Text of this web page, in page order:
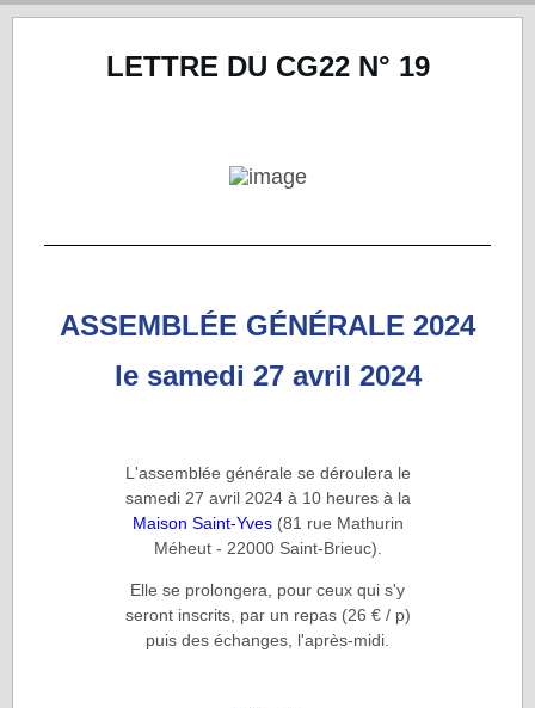
LETTRE DU CG22 N° 19
ASSEMBLÉE GÉNÉRALE 2024
le samedi 27 avril 2024
L'assemblée générale se déroulera le
samedi 27 avril 2024 à 10 heures à la
Maison Saint-Yves(81 rue Mathurin
Méheut - 22000 Saint-Brieuc).
Elle se prolongera, pour ceux qui s'y
seront inscrits, par un repas (26 € / p)
puis des échanges, l'après-midi.